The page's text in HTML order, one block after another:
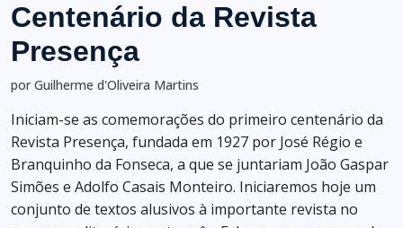
Centenário da Revista
Presença
por Guilherme d'Oliveira Martins
Iniciam-se as comemorações do primeiro centenário da
Revista Presença, fundada em 1927 por José Régio e
Branquinho da Fonseca, a que se juntariam João Gaspar
Simões e Adolfo Casais Monteiro. Iniciaremos hoje um
conjunto de textos alusivos à importante revista no